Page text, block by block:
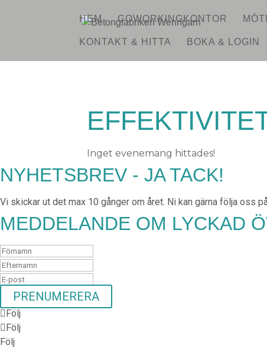
HEM COWORKINGKONTOR
KONTAKT & HITTA BOKA & LOGIN
Inget evenemang hittades!
NYHETSBREV - JA TACK!
Vi skickar ut det max 10 gånger om året. Ni kan gärna följa oss
MEDDELANDE OM LYCKAD
PRENUMERERA
Följ
Följ
Följ